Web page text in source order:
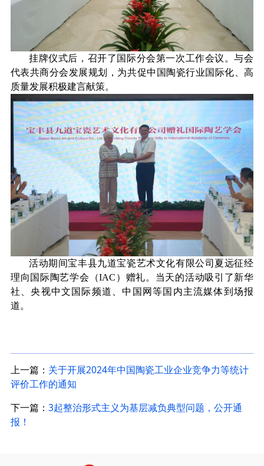
挂牌仪式后，召开了国际分会第一次工作会议。与会
代表共商分会发展规划，为共促中国陶瓷行业国际化、高
质量发展积极建言献策。
活动期间宝丰县九道宝瓷艺术文化有限公司夏远征经
理向国际陶艺学会（IAC）赠礼。当天的活动吸引了新华
社、央视中文国际频道、中国网等国内主流媒体到场报
道。
上一篇： 关于开展2024年中国陶瓷工业企业竞争力等统计
评价工作的通知
下一篇： 3起整治形式主义为基层减负典型问题，公开通
报！